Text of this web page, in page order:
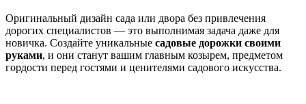
Оригинальный дизайн сада или двора без привлечения
дорогих специалистов ― это выполнимая задача даже для
новичка. Создайте уникальные садовые дорожки своими
руками, и они станут вашим главным козырем, предметом
гордости перед гостями и ценителями садового искусства.